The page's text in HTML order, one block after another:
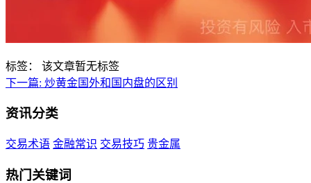
标签：
该文章暂无标签
下一篇: 炒黄金国外和国内盘的区别
资讯分类
交易术语 金融常识 交易技巧 贵金属
热门关键词